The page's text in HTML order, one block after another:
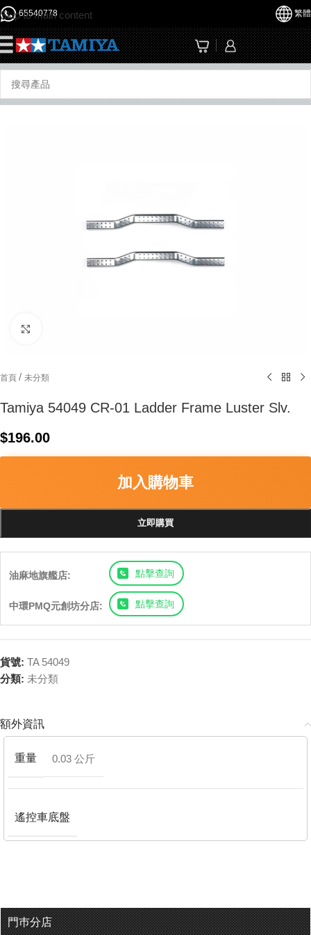
Skip to main content
65540778 繁體
首頁 / 未分類
Tamiya 54049 CR-01 Ladder Frame Luster Slv.
$196.00
加入購物車
立即購買
油麻地旗艦店: 點擊查詢
中環PMQ元創坊分店: 點擊查詢
貨號: TA 54049
分類: 未分類
額外資訊
重量 0.03 公斤
遙控車底盤
門巿分店